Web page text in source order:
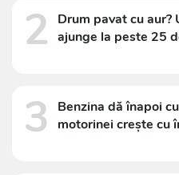
2
Drum pavat cu aur?
ajunge la peste 25
3
Benzina dă înapoi
motorinei crește cu